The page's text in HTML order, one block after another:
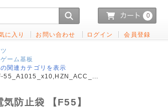
0
に入り お問い合わせ ログイン 会員登録
ーム基板
関連カテゴリを表示
55_A1015_x10,HZN_ACC_...
気防止袋 【F55】